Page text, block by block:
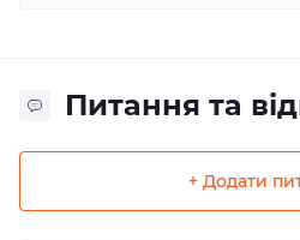
Питання та
+ Додати